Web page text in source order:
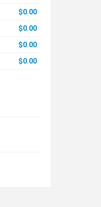
$0.00
$0.00
$0.00
$0.00